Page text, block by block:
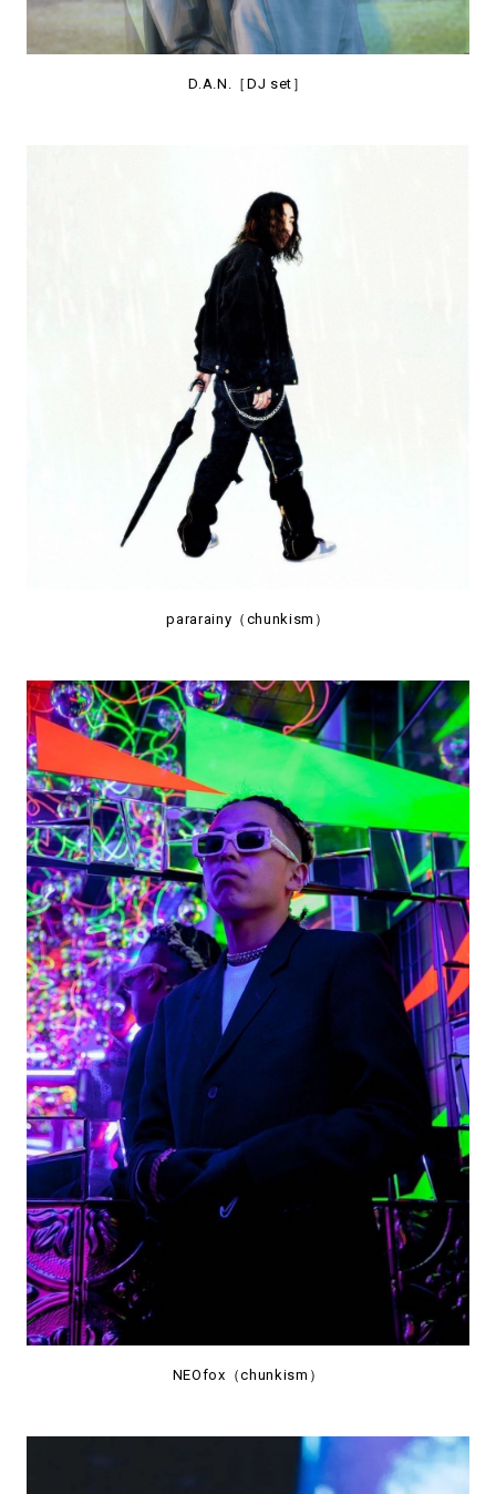
D.A.N.［DJ set］
pararainy（chunkism）
NEOfox（chunkism）